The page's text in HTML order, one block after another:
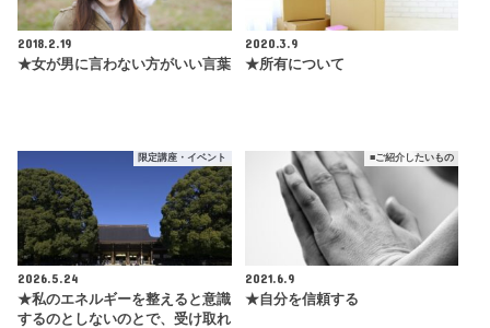
2018.2.19
★女が男に言わない方がいい言葉
2020.3.9
★所有について
限定講座・イベント
2026.5.24
★私のエネルギーを整えると意識
するのとしないのとで、受け取れ
■ご紹介したいもの
2021.6.9
★自分を信頼する